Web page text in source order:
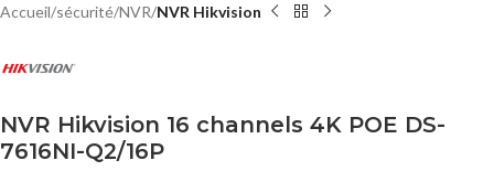
Accueil sécurité NVR NVR Hikvision
NVR Hikvision 16 channels 4K POE DS-
7616NI-Q2/16P